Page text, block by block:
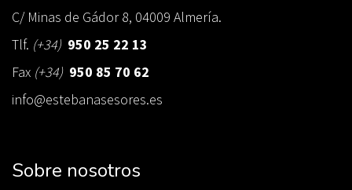
C/ Minas de Gádor 8, 04009 Almería.
Tlf. (+34) 950 25 22 13
Fax (+34) 950 85 70 62
info@estebanasesores.es
Sobre nosotros